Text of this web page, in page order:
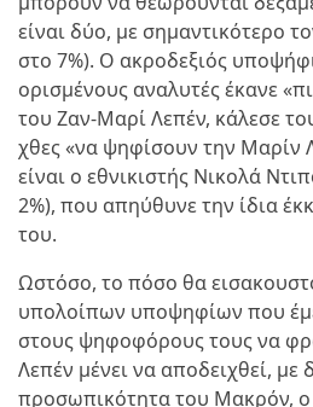
είναι δύο, με σημαντικότερο
στο 7%). Ο ακροδεξιός
ορισμένους αναλυτές έκανε
του Ζαν-Μαρί Λεπέν, κάλεσε
χθες «να ψηφίσουν την Μαρίν
είναι ο εθνικιστής Νικολά
2%), που απηύθυνε την ίδια
του.
Ωστόσο, το πόσο θα
υπολοίπων υποψηφίων που
στους ψηφοφόρους τους να
Λεπέν μένει να αποδειχθεί, με
προσωπικότητα του Μακρόν, ο